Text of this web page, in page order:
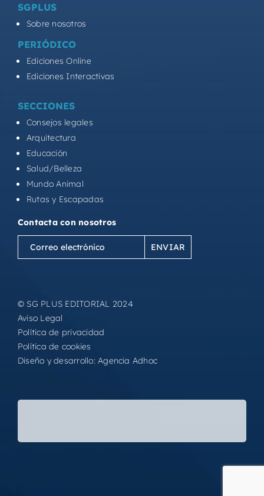
SGPLUS
Sobre nosotros
PERIÓDICO
Ediciones Online
Ediciones Interactivas
SECCIONES
Consejos legales
Arquitectura
Educación
Salud/Belleza
Mundo Animal
Rutas y Escapadas
Contacta con nosotros
Correo
electrónico
© SG PLUS EDITORIAL 2024
Aviso Legal
Política de privacidad
Política de cookies
Diseño y desarrollo:Agencia Adhoc